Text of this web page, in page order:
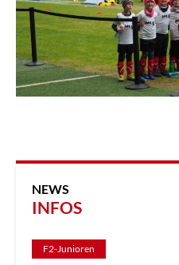
NEWS
INFOS
F2-Junioren